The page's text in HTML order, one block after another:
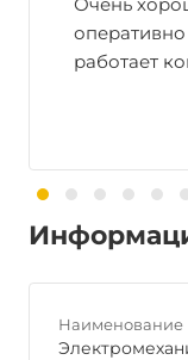
работает
Наименование